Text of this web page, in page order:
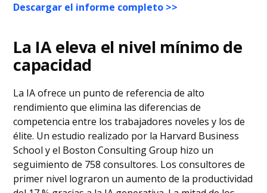
Descargar el informe completo >>
La IA eleva el nivel mínimo de
capacidad
La IA ofrece un punto de referencia de alto
rendimiento que elimina las diferencias de
competencia entre los trabajadores noveles y los de
élite. Un estudio realizado por la Harvard Business
School y el Boston Consulting Group hizo un
seguimiento de 758 consultores. Los consultores de
primer nivel lograron un aumento de la productividad